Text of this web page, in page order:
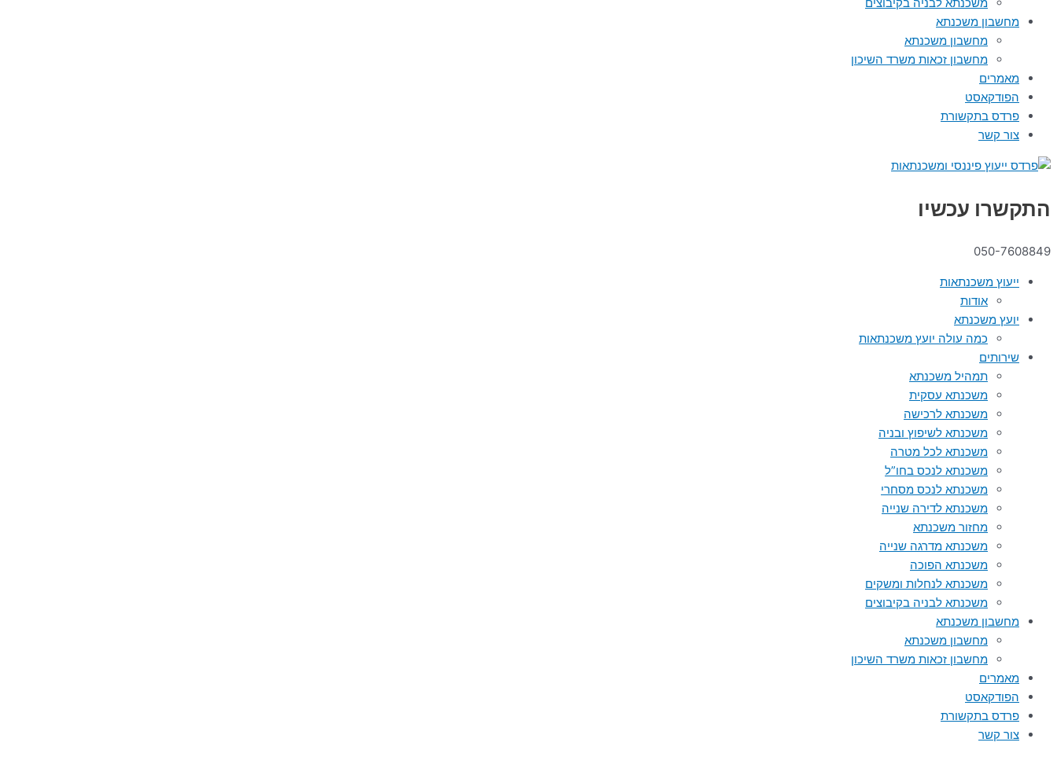
מחשבון משכנתא
מחשבון משכנתא
מחשבון זכאות משרד השיכון
מאמרים
הפודקאסט
פרדס בתקשורת
צור קשר
התקשרו עכשיו
050-7608849
ייעוץ משכנתאות
אודות
יועץ משכנתא
כמה עולה יועץ משכנתאות
שירותים
תמהיל משכנתא
משכנתא עסקית
משכנתא לרכישה
משכנתא לשיפוץ ובניה
משכנתא לכל מטרה
משכנתא לנכס בחו”ל
משכנתא לנכס מסחרי
משכנתא לדירה שנייה
מחזור משכנתא
משכנתא מדרגה שנייה
משכנתא הפוכה
משכנתא לנחלות ומשקים
משכנתא לבניה בקיבוצים
מחשבון משכנתא
מחשבון משכנתא
מחשבון זכאות משרד השיכון
מאמרים
הפודקאסט
פרדס בתקשורת
צור קשר